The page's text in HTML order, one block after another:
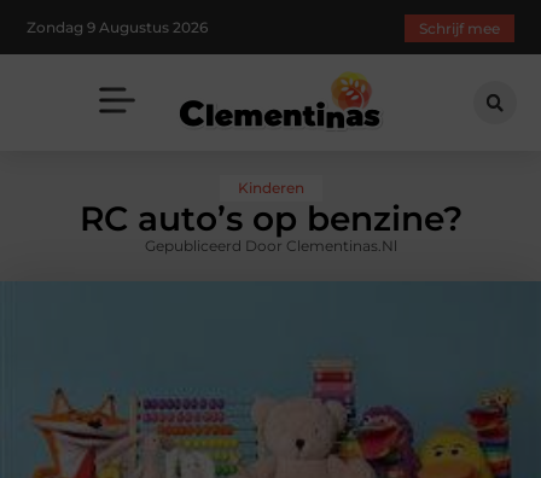
Zondag 9 Augustus 2026 Schrijf mee
Kinderen
RC auto’s op benzine?
Gepubliceerd Door Clementinas.nl